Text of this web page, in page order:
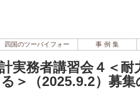
四国のツーバイフォー 事 例 集
計実務者講習会４＜
＞（2025.9.2）募集